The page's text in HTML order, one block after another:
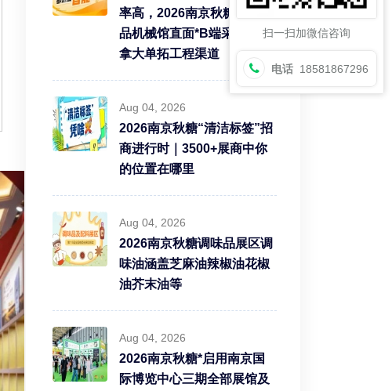
率高，2026南京秋糖9号食
品机械馆直面*B端采购需求
拿大单拓工程渠道
Aug 04, 2026
2026南京秋糖“清洁标签”招
商进行时｜3500+展商中你
的位置在哪里
Aug 04, 2026
2026南京秋糖调味品展区调
味油涵盖芝麻油辣椒油花椒
油芥末油等
Aug 04, 2026
2026南京秋糖*启用南京国
际博览中心三期全部展馆及
扫一扫加微信咨询
电话 18581867296